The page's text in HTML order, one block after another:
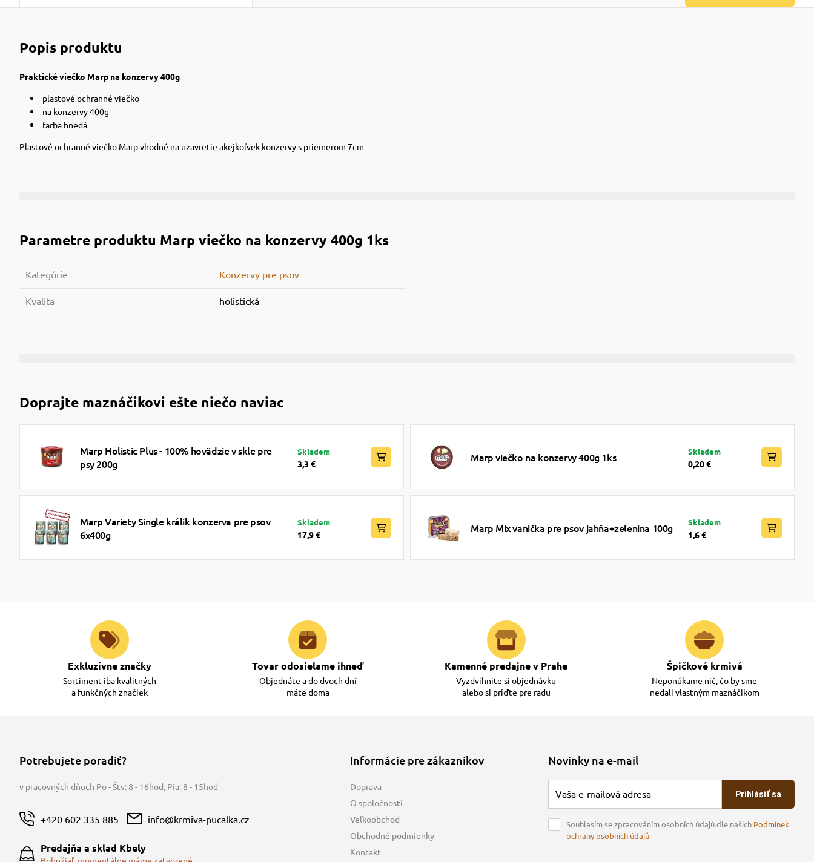
Popis produktu
Praktické viečko Marp na konzervy 400g
plastové ochranné viečko
na konzervy 400g
farba hnedá
Plastové ochranné viečko Marp vhodné na uzavretie akejkoľvek konzervy s priemerom 7cm
Parametre produktu Marp viečko na konzervy 400g 1ks
Kategórie Konzervy pre psov
Kvalita holistická
Doprajte maznáčikovi ešte niečo naviac
Marp Holistic Plus - 100% hovädzie v skle pre
psy 200g
Skladem
3,3 €
Marp viečko na konzervy 400g 1ks Skladem
0,20 €
Marp Variety Single králik konzerva pre psov
6x400g
Skladem
17,9 €
Marp Mix vanička pre psov jahňa+zelenina 100g Skladem
1,6 €
Exkluzívne značky
Sortiment iba kvalitných
a funkčných značiek
Tovar odosielame ihneď
Objednáte a do dvoch dní
máte doma
Kamenné predajne v Prahe
Vyzdvihnite si objednávku
alebo si príďte pre radu
Špičkové krmivá
Neponúkame nič, čo by sme
nedali vlastným maznáčikom
Potrebujete poradiť?
v pracovných dňoch Po - Štv: 8 - 16hod, Pia: 8 - 15hod
+420 602 335 885 info@krmiva-pucalka.cz
Predajňa a sklad Kbely
Informácie pre zákazníkov
Doprava
O spoločnosti
Veľkoobchod
Obchodné podmienky
Kontakt
Novinky na e-mail
Prihlásiť sa
Souhlasím se zpracováním osobních údajů dle našich Podmínek
ochrany osobních údajů